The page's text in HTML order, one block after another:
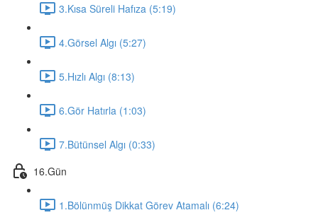
3.Kısa Süreli Hafıza (5:19)
4.Görsel Algı (5:27)
5.Hızlı Algı (8:13)
6.Gör Hatırla (1:03)
7.Bütünsel Algı (0:33)
16.Gün
1.Bölünmüş Dikkat Görev Atamalı (6:24)